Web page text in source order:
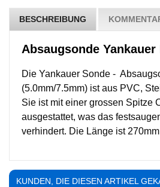
BESCHREIBUNG
Absaugsonde
Die Yankauer Sonde -
(5.0mm/7.5mm) ist aus PVC,
Sie ist mit einer grossen Spitze
ausgestattet, was das
verhindert. Die Länge ist
KUNDEN, DIE DIESEN ARTIKEL